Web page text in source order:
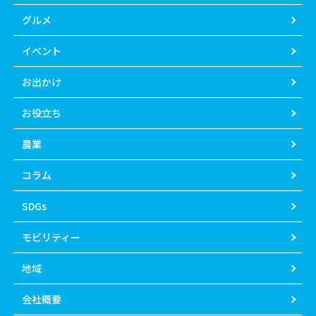
グルメ
イベント
お出かけ
お役立ち
農業
コラム
SDGs
モビリティー
地域
会社概要